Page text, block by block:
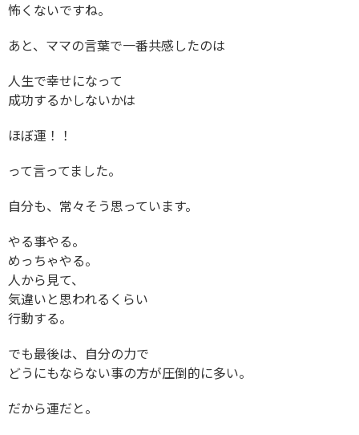
怖くないですね。
あと、ママの言葉で一番共感したのは
人生で幸せになって
成功するかしないかは
ほぼ運！！
って言ってました。
自分も、常々そう思っています。
やる事やる。
めっちゃやる。
人から見て、
気違いと思われるくらい
行動する。
でも最後は、自分の力で
どうにもならない事の方が圧倒的に多い。
だから運だと。